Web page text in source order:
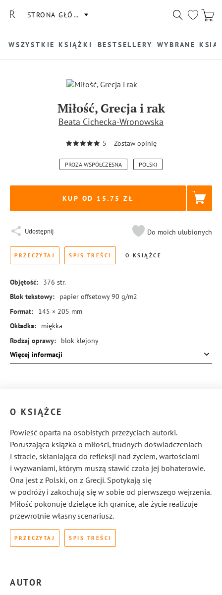
STRONA GŁÓWNA
WSZYSTKIE KSIĄŻKI BESTSELLERY WYBRANE
Miłość, Grecja i rak
Beata Cichecka-Wronowska
5 Zostaw opinię
PROZA WSPÓŁCZESNA POLSKI
KUP OD 15.75
Udostępnij Do moich ulubionych
PRZECZYTAJ SPIS TREŚCI O KSIĄŻCE
Objętość: 376 str.
Blok tekstowy:
papier offsetowy 90 g/m2
Format:
145 × 205 mm
Okładka:
miękka
Rodzaj oprawy:
blok klejony
ISBN:
978-83-8414-406-0
Więcej informacji
O KSIĄŻCE
Powieść oparta na osobistych przeżyciach autorki.
Poruszająca książka o miłości, trudnych doświadczeniach
i stracie, skłaniająca do refleksji nad życiem, wartościami
i wyzwaniami, którym muszą stawić czoła jej bohaterowie.
Ona jest z Polski, on z Grecji. Spotykają się
w podróży i zakochują się w sobie od pierwszego wejrzenia.
Miłość pokonuje dzielące ich granice, ale życie realizuje
przewrotnie własny scenariusz.
PRZECZYTAJ SPIS TREŚCI
AUTOR